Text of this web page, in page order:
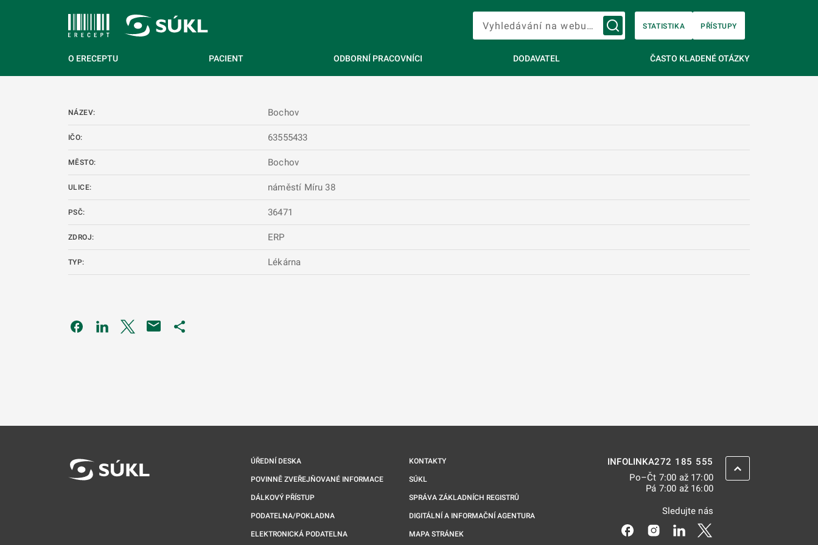
Vyhledávání na webu…
STATISTIKA PŘÍSTUPY
O ERECEPTU PACIENT ODBORNÍ PRACOVNÍCI DODAVATEL ČASTO KLADENÉ OTÁZKY
NÁZEV: Bochov
IČO: 63555433
MĚSTO: Bochov
ULICE: náměstí Míru 38
PSČ: 36471
ZDROJ: ERP
TYP: Lékárna
Odkaz se otevře na nové kartě
Odkaz se otevře na nové kartě
Odkaz se otevře na nové kartě
ÚŘEDNÍ DESKA
POVINNĚ ZVEŘEJŇOVANÉ INFORMACE
DÁLKOVÝ PŘÍSTUP
PODATELNA/POKLADNA
ELEKTRONICKÁ PODATELNA
KONTAKTY
SÚKL
SPRÁVA ZÁKLADNÍCH REGISTRŮ
DIGITÁLNÍ A INFORMAČNÍ AGENTURA
MAPA STRÁNEK
INFOLINKA272 185 555
Po–Čt 7:00 až 17:00
Pá 7:00 až 16:00
Sledujte nás
Odkaz se otevře na nové kartě
Odkaz se otevře na nové kartě
Odkaz se otevře na nové
ZPĚT NAHORU